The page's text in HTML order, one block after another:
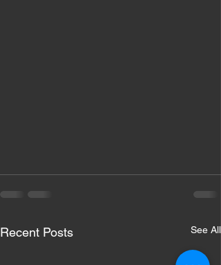
Recent Posts See All